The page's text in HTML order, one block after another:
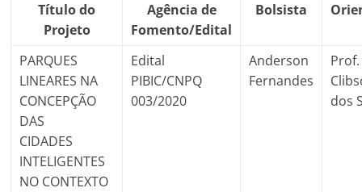
Título do
Projeto
Agência de
Fomento/Edital
Bolsista
PARQUES
LINEARES NA
CONCEPÇÃO
DAS
CIDADES
INTELIGENTES
NO CONTEXTO
Edital
PIBIC/CNPQ
003/2020
Anderson
Fernandes
dos